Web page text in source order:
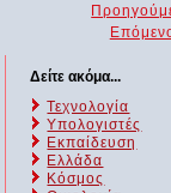
Δείτε ακόμα...
Τεχνολογία
Υπολογιστές
Εκπαίδευση
Ελλάδα
Κόσμος